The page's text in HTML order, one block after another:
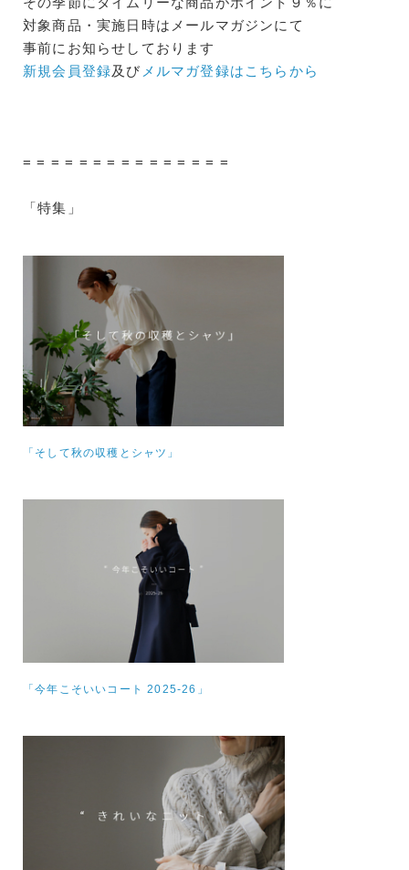
対象商品・実施日時はメールマガジンにて
事前にお知らせしております
新規会員登録及び メルマガ登録はこちらから
= = = = = = = = = = = = = = =
「特集」
「そして秋の収穫とシャツ」
「今年こそいいコート 2025-26」